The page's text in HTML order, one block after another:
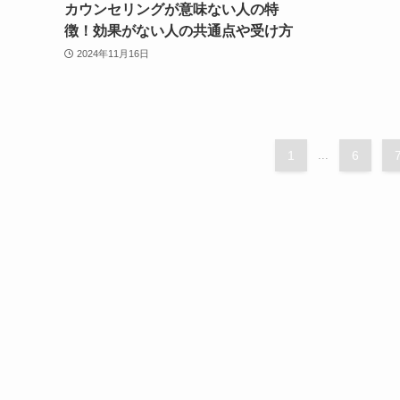
カウンセリングが意味ない人の特
徴！効果がない人の共通点や受け方
2024年11月16日
1 6 7